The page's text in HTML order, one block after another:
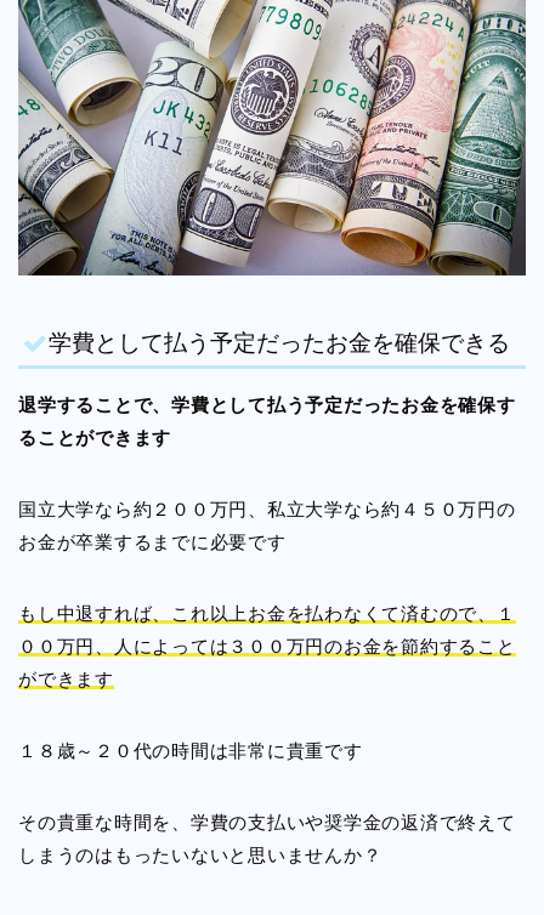
学費として払う予定だったお金を確保できる
退学することで、学費として払う予定だったお金を確保す
ることができます
国立大学なら約２００万円、私立大学なら約４５０万円の
お金が卒業するまでに必要です
もし中退すれば、これ以上お金を払わなくて済むので、１
００万円、人によっては３００万円のお金を節約すること
ができます
１８歳～２０代の時間は非常に貴重です
その貴重な時間を、学費の支払いや奨学金の返済で終えて
しまうのはもったいないと思いませんか？